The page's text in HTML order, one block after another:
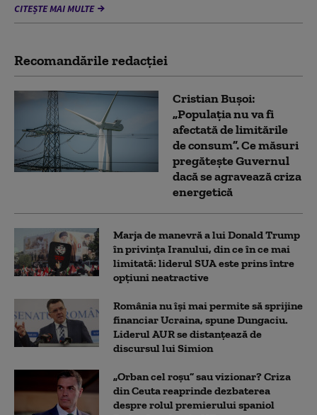
CITEȘTE MAI MULTE
Recomandările redacţiei
Cristian Bușoi:
„Populația nu va fi
afectată de limitările
de consum”. Ce măsuri
pregătește Guvernul
dacă se agravează criza
energetică
Marja de manevră a lui Donald Trump
în privința Iranului, din ce în ce mai
limitată: liderul SUA este prins între
opțiuni neatractive
România nu își mai permite să sprijine
financiar Ucraina, spune Dungaciu.
Liderul AUR se distanțează de
discursul lui Simion
„Orban cel roșu” sau vizionar? Criza
din Ceuta reaprinde dezbaterea
despre rolul premierului spaniol